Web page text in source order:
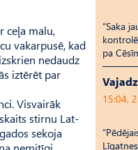
ceļa malu,
vakarpusē, kad
nedaudz
iztērēt par
Visvairāk
stirnu Lat­
sekoja
“Saka
pa
15:04,